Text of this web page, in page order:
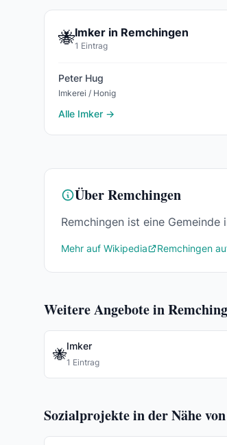
🐝Imker in Remchingen
1 Eintrag
Peter Hug
Imkerei / Honig
Alle Imker →
Über Remchingen
Remchingen ist eine
Mehr auf Wikipedia Remchingen
Weitere Angebote in
🐝
Imker
1 Eintrag
Sozialprojekte in der Nähe